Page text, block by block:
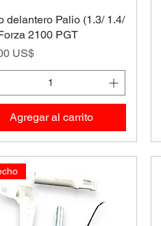
delantero Palio (1.3/ 1.4/
2100 PGT
US$
Agregar al carrito